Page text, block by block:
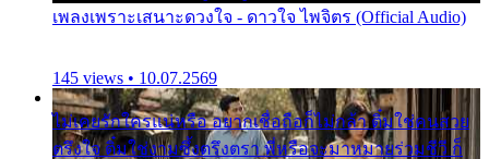
เพลงเพราะเสนาะดวงใจ - ดาวใจ ไพจิตร (Official Audio)
145 views • 10.07.2569
ไม่เคยรักใครแน่หรือ อยากเชื่อถือก็ไม่กล้า ติ๋มใช่คนสวย
ตรึงใจ ติ๋มใช่งามซึ้งตรึงตรา พี่หรือจะมาหมายร่วมชีวี ก็